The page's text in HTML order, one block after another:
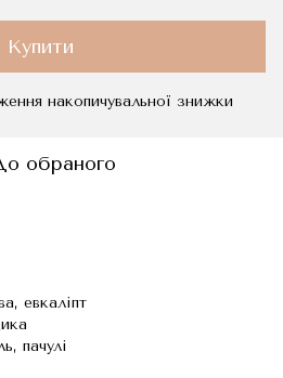
Купити
накопичувальної знижки
обраного
евкаліпт
пачулі